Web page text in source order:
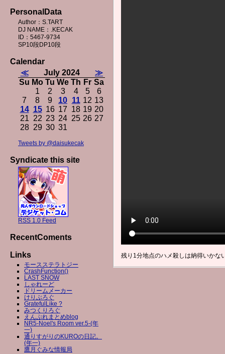
残り1分地点のハメ殺しは納得いかな
PersonalData
Author：S.TART
DJ NAME：.KECAK
ID：5467-9734
SP10段DP10段
Calendar
≪
July 2024
≫
Su Mo Tu We Th Fr Sa
1
2 3 4 5
6
7
8 9 10 11 12 13
14 15 16 17 18 19 20
21 22 23 24 25 26 27
28 29 30 31
Tweets by @daisukecak
Syndicate this site
RSS 1.0 Feed
RecentComents
Links
モースステラトジー
CrashFunction()
LAST SNOW
しゃれーど
ドリームメーカー
けりぶろぐ
GratefulLike ?
みつくりろぐ
えんぷれまとめblog
NR5-Noel's Room ver.5-(年
一)
通りすがりのKUROの日記。
(年一)
鷹月ぐみな情報局